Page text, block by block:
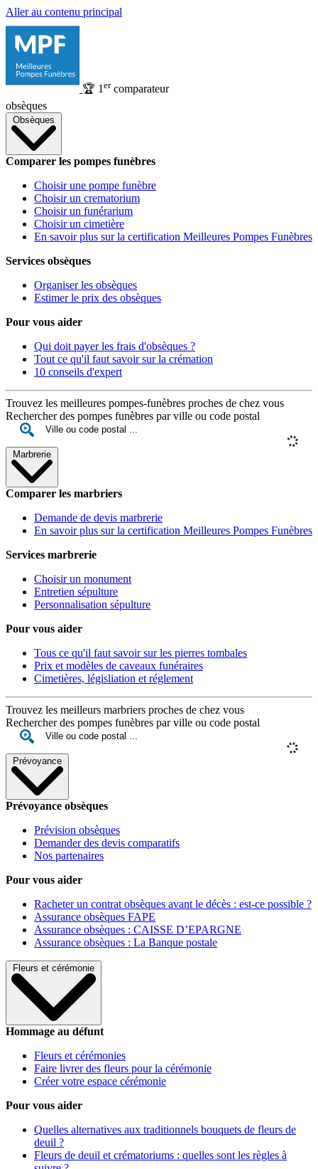
Aller au contenu principal
🏆 1 ercomparateur
obsèques
Obsèques
Comparer les pompes funèbres
Choisir une pompe funèbre
Choisir un crematorium
Choisir un funérarium
Choisir un cimetière
En savoir plus sur la certification Meilleures Pompes Funèbres
Services obsèques
Organiser les obsèques
Estimer le prix des obsèques
Pour vous aider
Qui doit payer les frais d'obsèques ?
Tout ce qu'il faut savoir sur la crémation
10 conseils d'expert
Trouvez les meilleures pompes-funèbres proches de chez vous
Rechercher des pompes funèbres par ville ou code postal
Marbrerie
Comparer les marbriers
Demande de devis marbrerie
En savoir plus sur la certification Meilleures Pompes Funèbres
Services marbrerie
Choisir un monument
Entretien sépulture
Personnalisation sépulture
Pour vous aider
Tous ce qu'il faut savoir sur les pierres tombales
Prix et modèles de caveaux funéraires
Cimetières, législiation et réglement
Trouvez les meilleurs marbriers proches de chez vous
Rechercher des pompes funèbres par ville ou code postal
Prévoyance
Prévoyance obsèques
Prévision obsèques
Demander des devis comparatifs
Nos partenaires
Pour vous aider
Racheter un contrat obsèques avant le décès : est-ce possible ?
Assurance obsèques FAPE
Assurance obsèques : CAISSE D’EPARGNE
Assurance obsèques : La Banque postale
Fleurs et cérémonie
Hommage au défunt
Fleurs et cérémonies
Faire livrer des fleurs pour la cérémonie
Créer votre espace cérémonie
Pour vous aider
Quelles alternatives aux traditionnels bouquets de fleurs de
deuil ?
Fleurs de deuil et crématoriums : quelles sont les règles à